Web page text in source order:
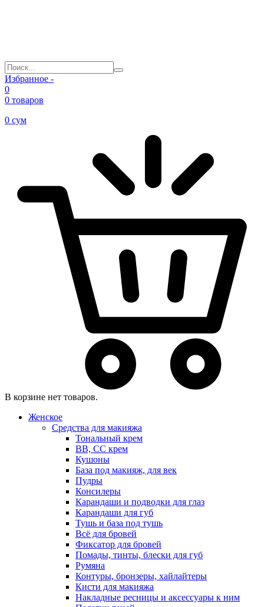
Избранное -
0
0 товаров
0 сум
В корзине нет товаров.
Женское
Средства для макияжа
Тональный крем
BB, CC крем
Кушоны
База под макияж, для век
Пудры
Консилеры
Карандаши и подводки для глаз
Карандаши для губ
Тушь и база под тушь
Всё для бровей
Фиксатор для бровей
Помады, тинты, блески для губ
Румяна
Контуры, бронзеры, хайлайтеры
Кисти для макияжа
Накладные ресницы и аксессуары к ним